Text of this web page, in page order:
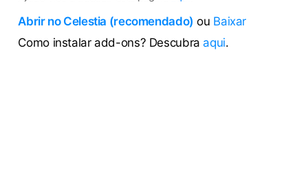
Abrir no Celestia (recomendado) ou Baixar
Como instalar add-ons? Descubra aqui.